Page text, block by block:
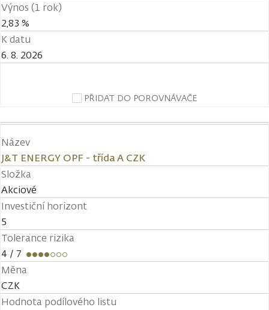
Výnos (1 rok)
2,83 %
K datu
6. 8. 2026
PŘIDAT DO POROVNÁVAČE
Název
J&T ENERGY OPF - třída A CZK
Složka
Akciové
Investiční horizont
5
Tolerance rizika
4 / 7
Měna
CZK
Hodnota podílového listu